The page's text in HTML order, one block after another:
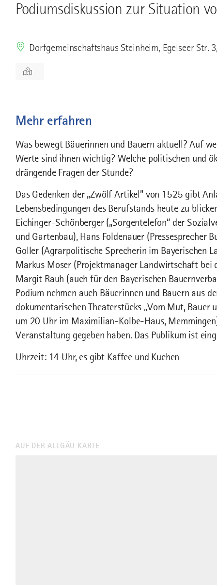
Podiumsdiskussion zur Situation
Dorfgemeinschaftshaus Steinheim, Egelseer Str.
Mehr erfahren
Was bewegt Bäuerinnen und Bauern aktuell? Auf
Werte sind ihnen wichtig? Welche politischen und
drängende Fragen der Stunde?
Das Gedenken der „Zwölf Artikel” von 1525 gibt
Lebensbedingungen des Berufstands heute zu
Eichinger-Schönberger („Sorgentelefon“ der
und Gartenbau), Hans Foldenauer (Pressesprecher
Goller (Agrarpolitische Sprecherin im Bayerischen
Markus Moser (Projektmanager Landwirtschaft
Margit Rauh (auch für den Bayerischen
Podium nehmen auch Bäuerinnen und Bauern aus
dokumentarischen Theaterstücks „Vom Mut,
um 20 Uhr im Maximilian-Kolbe-Haus,
Veranstaltung gegeben haben. Das Publikum ist
Uhrzeit: 14 Uhr, es gibt Kaffee und Kuchen
AUF DER ALLGÄU KARTE